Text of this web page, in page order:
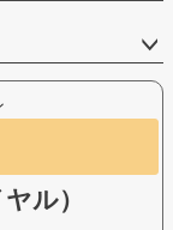
ル）